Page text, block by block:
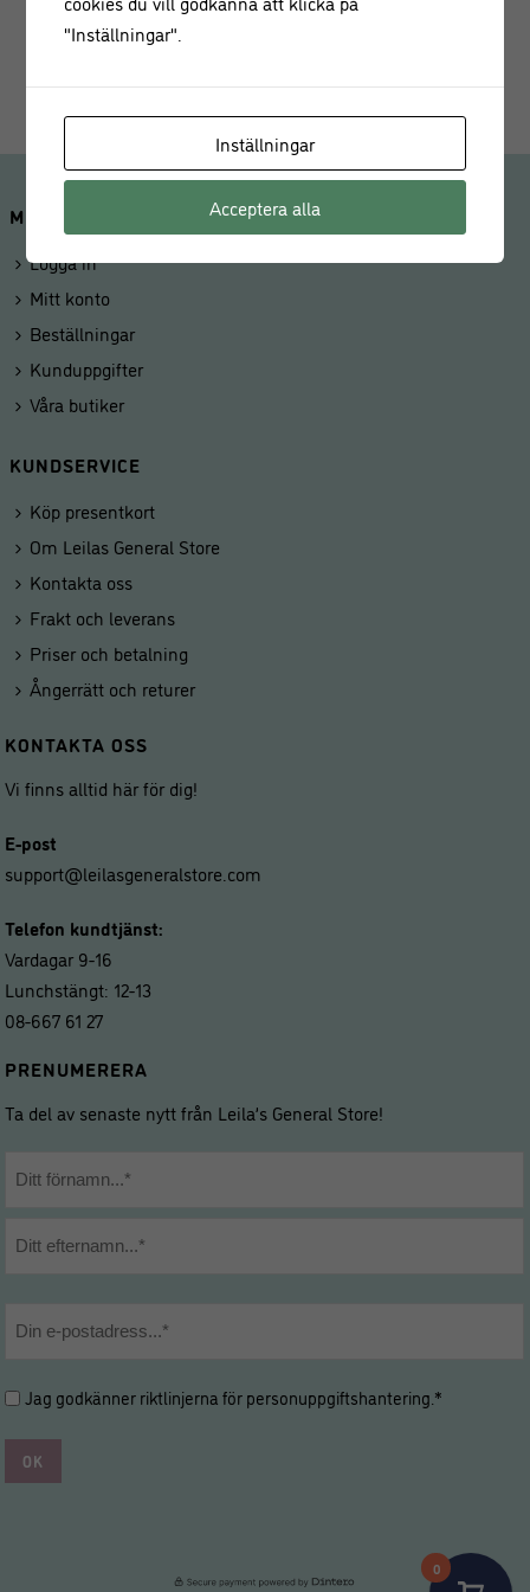
Baksida: PVC
MINA SIDOR
Logga in
Mitt konto
Beställningar
Kunduppgifter
Våra butiker
KUNDSERVICE
Köp presentkort
Om Leilas General Store
Kontakta oss
Frakt och leverans
Priser och betalning
Ångerrätt och returer
KONTAKTA OSS
Vi finns alltid här för dig!
E-post
support@leilasgeneralstore.com
Telefon kundtjänst:
Vardagar 9-16
Lunchstängt: 12-13
08-667 61 27
PRENUMERERA
Ta del av senaste nytt från Leila’s General Store!
Hantering
personuppgifter
*
Jag godkänner riktlinjerna förpersonuppgiftshantering .*
0
"Inställningar".
Inställningar
Acceptera alla